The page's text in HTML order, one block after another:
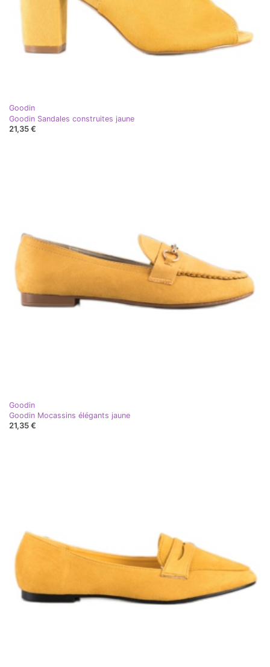
Goodin
Goodin Sandales construites jaune
21,35 €
Goodin
Goodin Mocassins élégants jaune
21,35 €